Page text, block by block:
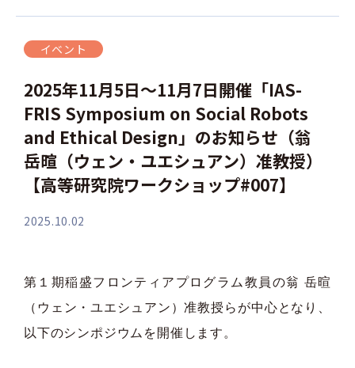
イベント
2025年11月5日～11月7日開催「IAS-
FRIS Symposium on Social Robots
and Ethical Design」のお知らせ（翁
岳暄（ウェン・ユエシュアン）准教授）
【高等研究院ワークショップ#007】
2025.10.02
第１期稲盛フロンティアプログラム教員の翁 岳暄
（ウェン・ユエシュアン）准教授らが中心となり、
以下のシンポジウムを開催します。